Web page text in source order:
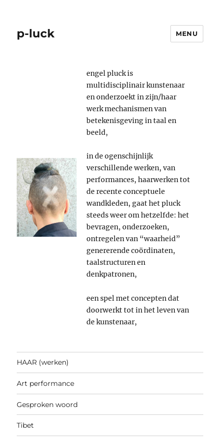
p-luck MENU
engel pluck is
multidisciplinair kunstenaar
en onderzoekt in zijn/haar
werk mechanismen van
betekenisgeving in taal en
beeld,
in de ogenschijnlijk
verschillende werken, van
performances, haarwerken tot
de recente conceptuele
wandkleden, gaat het pluck
steeds weer om hetzelfde: het
bevragen, onderzoeken,
ontregelen van “waarheid”
genererende coördinaten,
taalstructuren en
denkpatronen,
een spel met concepten dat
doorwerkt tot in het leven van
de kunstenaar,
HAAR (werken)
Art performance
Gesproken woord
Tibet